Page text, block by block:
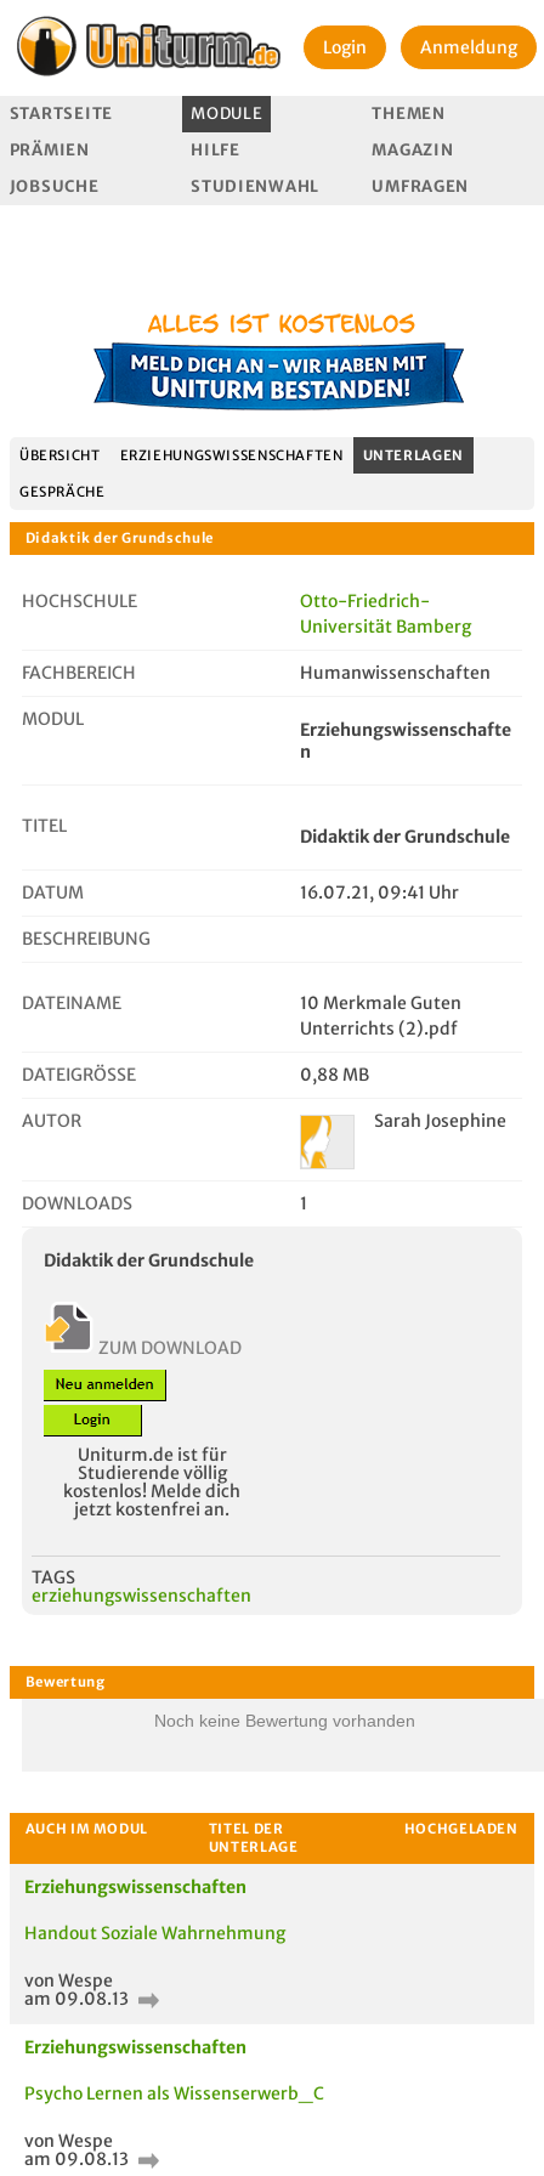
Login Anmeldung
STARTSEITE MODULE
THEMEN
PRÄMIEN
HILFE
MAGAZIN
JOBSUCHE
STUDIENWAHL UMFRAGEN
ÜBERSICHT ERZIEHUNGSWISSENSCHAFTEN UNTERLAGEN
GESPRÄCHE
Didaktik der Grundschule
HOCHSCHULE
Otto-Friedrich-
Universität Bamberg
FACHBEREICH Humanwissenschaften
MODUL
Erziehungswissenschafte
n
TITEL Didaktik der Grundschule
DATUM 16.07.21, 09:41 Uhr
BESCHREIBUNG
DATEINAME
10 Merkmale Guten
Unterrichts (2).pdf
DATEIGRÖSSE 0,88 MB
AUTOR Sarah Josephine
DOWNLOADS 1
Didaktik der Grundschule
ZUM DOWNLOAD
Uniturm.de ist für
Studierende völlig
kostenlos! Melde dich
jetzt kostenfrei an.
TAGS
erziehungswissenschaften
Bewertung
Noch keine Bewertung vorhanden
Erziehungswissenschaften
Handout Soziale Wahrnehmung
von Wespe
am 09.08.13
Erziehungswissenschaften
Psycho Lernen als Wissenserwerb_C
von Wespe
am 09.08.13